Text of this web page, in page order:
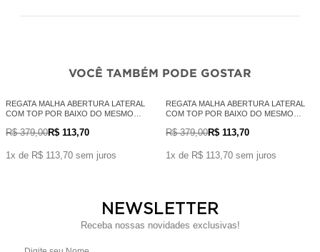
VOCÊ TAMBÉM PODE GOSTAR
REGATA MALHA ABERTURA LATERAL
COM TOP POR BAIXO DO MESMO
R$ 379,00R$ 113,70
1x de R$ 113,70 sem juros
REGATA MALHA ABERTURA LATERAL
COM TOP POR BAIXO DO MESMO
R$ 379,00R$ 113,70
1x de R$ 113,70 sem juros
NEWSLETTER
Receba nossas novidades exclusivas!